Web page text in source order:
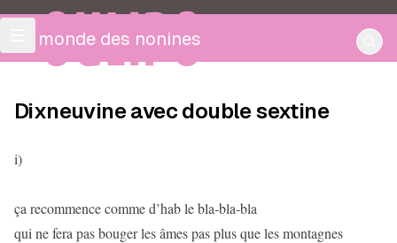
OULIPO
Le monde des nonines
Dixneuvine avec double sextine
i)
ça recommence comme d’hab le bla-bla-bla
qui ne fera pas bouger les âmes pas plus que les montagnes